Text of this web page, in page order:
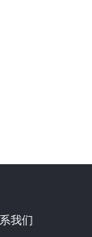
我们